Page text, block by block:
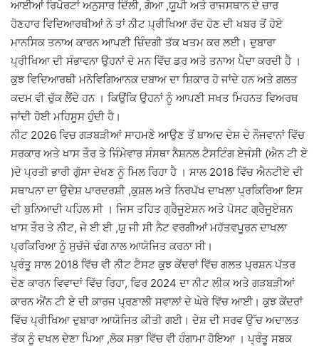
ਆਈਆਂ ਰਿਪੋਰਟਾਂ ਅਨੁਸਾਰ ਦਿੱਲੀ, ਗੋਆ ,ਯੂਪੀ ਅਤੇ ਰਾਜਸਥਾਨ ਦੇ ਚਾਰ
ਹੋਣਹਾਰ ਵਿਦਿਆਰਥੀਆਂ ਨੇ ਤਾਂ ਨੀਟ ਪ੍ਰੀਖਿਆ ਰੱਦ ਹੋਣ ਦੀ ਖਬਰ ਤੋਂ ਹੋਏ
ਮਾਨਸਿਕ ਤਨਾਅ ਕਾਰਨ ਆਪਣੀ ਜ਼ਿੰਦਗੀ ਤੱਕ ਖਤਮ ਕਰ ਲਈ। ਦੁਬਾਰਾ
ਪ੍ਰੀਖਿਆ ਦੀ ਸੰਭਾਵਨਾ ਉਹਨਾਂ ਦੇ ਮਨ ਵਿੱਚ ਡਰ ਅਤੇ ਤਨਾਅ ਪੈਦਾ ਕਰਦੀ ਹੈ ।
ਕੁਝ ਵਿਦਿਆਰਥੀ ਮਨੋਵਿਗਿਆਨਕ ਦਬਾਅ ਦਾ ਸ਼ਿਕਾਰ ਹੋ ਜਾਂਦੇ ਹਨ ਅਤੇ ਗਲਤ
ਕਦਮ ਵੀ ਚੁੱਕ ਲੈਂਦੇ ਹਨ । ਕਿਉਂਕਿ ਉਹਨਾਂ ਨੂੰ ਆਪਣੀ ਸਖਤ ਮਿਹਨਤ ਵਿਅਰਥ
ਜਾਂਦੀ ਹੋਈ ਮਹਿਸੂਸ ਹੁੰਦੀ ਹੈ।
ਨੀਟ 2026 ਵਿਚ ਗੜਬੜੀਆਂ ਸਾਹਮਣੇ ਆਉਣ ਤੋਂ ਬਾਅਦ ਦੇਸ਼ ਦੇ ਨੌਜਵਾਨਾਂ ਵਿੱਚ
ਸਰਕਾਰ ਅਤੇ ਖਾਸ ਤੌਰ ਤੇ ਜਿੰਮੇਵਾਰ ਸੰਸਥਾ ਨੈਸ਼ਨਲ ਟੈਸਟਿੰਗ ਏਜੰਸੀ (ਐਨ ਟੀ ਏ
)ਦੇ ਪ੍ਰਤੀ ਭਾਰੀ ਗੁੱਸਾ ਦੇਖਣ ਨੂੰ ਮਿਲ ਰਿਹਾ ਹੈ । ਸਾਲ 2018 ਵਿੱਚ ਐਨਟੀਏ ਦੀ
ਸਥਾਪਨਾ ਦਾ ਉਦੇਸ਼ ਪਾਰਦਰਸ਼ੀ ,ਕੁਸ਼ਲ ਅਤੇ ਨਿਰਪੱਖ ਦਾਖਲਾ ਪ੍ਰਕਿਰਿਆ ਇਸ
ਦੀ ਬੁਨਿਆਦੀ ਪਹਿਲ ਸੀ । ਜਿਸ ਤਹਿਤ ਗ੍ਰੈਜੂਏਸ਼ਨ ਅਤੇ ਪੋਸਟ ਗ੍ਰੈਜੂਏਸ਼ਨ
ਖਾਸ ਤੌਰ ਤੇ ਨੀਟ, ਜੇ ਈ ਈ ,ਯੁ ਜੀ ਸੀ ਨੈਟ ਵਰਗੀਆਂ ਮਹੱਤਵਪੂਰਨ ਦਾਖਲਾ
ਪ੍ਰਕਿਰਿਆ ਨੂੰ ਸੁਚੱਜੇ ਢੰਗ ਨਾਲ ਆਯੋਜਿਤ ਕਰਨਾ ਸੀ।
ਪ੍ਰੰਤੂ ਸਾਲ 2018 ਵਿੱਚ ਵੀ ਨੀਟ ਟੈਸਟ ਕੁਝ ਕੇਂਦਰਾਂ ਵਿੱਚ ਗਲਤ ਪ੍ਰਸ਼ਨ ਪੱਤਰ
ਦੇਣ ਕਾਰਨ ਵਿਵਾਦਾਂ ਵਿੱਚ ਰਿਹਾ, ਫਿਰ 2024 ਦਾ ਨੀਟ ਲੀਕ ਅਤੇ ਗੜਬੜੀਆਂ
ਕਾਰਨ ਐਂਨ ਟੀ ਏ ਦੀ ਕਾਰਜ ਪ੍ਰਣਾਲੀ ਸਵਾਲਾਂ ਦੇ ਘੇਰੇ ਵਿੱਚ ਆਈ। ਕੁਝ ਕੇਂਦਰਾਂ
ਵਿੱਚ ਪ੍ਰੀਖਿਆ ਦੁਬਾਰਾ ਆਯੋਜਿਤ ਕੀਤੀ ਗਈ। ਦੇਸ਼ ਦੀ ਸਰਵ ਉੱਚ ਅਦਾਲਤ
ਤੱਕ ਨੂੰ ਦਖਲ ਦੇਣਾ ਪਿਆ ,ਲੋਕ ਸਭਾ ਵਿੱਚ ਵੀ ਹੰਗਾਮਾ ਹੋਇਆ । ਪ੍ਰੰਤੂ ਸਬਕ